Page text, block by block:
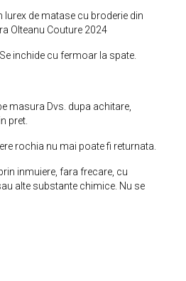
lurex de matase cu broderie din
Olteanu Couture 2024
inchide cu fermoar la spate.
masura Dvs. dupa achitare,
pret.
rochia nu mai poate fi returnata.
inmuiere, fara frecare, cu
alte substante chimice. Nu se